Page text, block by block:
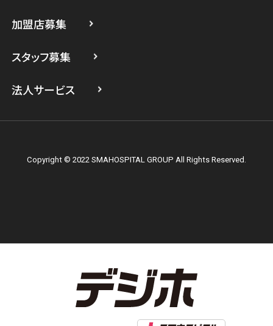
スマホスピタル テルル上大岡
加盟店募集
スタッフ募集
法人サービス
Copyright © 2022 SMAHOSPITAL GROUP All Rights Reserved.